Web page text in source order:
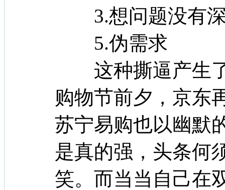
3.想问题没有
5.伪需求
这种撕逼产生了
购物节前夕，京东
苏宁易购也以幽默
是真的强，头条何
笑。而当当自己在